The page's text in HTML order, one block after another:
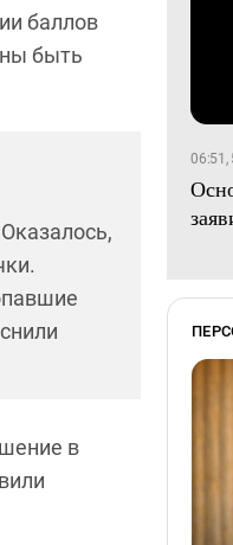
баллов
быть
в
06:51,